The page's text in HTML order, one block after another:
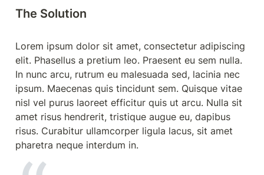
The Solution
Lorem ipsum dolor sit amet, consectetur adipiscing
elit. Phasellus a pretium leo. Praesent eu sem nulla.
In nunc arcu, rutrum eu malesuada sed, lacinia nec
ipsum. Maecenas quis tincidunt sem. Quisque vitae
nisl vel purus laoreet efficitur quis ut arcu. Nulla sit
amet risus hendrerit, tristique augue eu, dapibus
risus. Curabitur ullamcorper ligula lacus, sit amet
pharetra neque interdum in.